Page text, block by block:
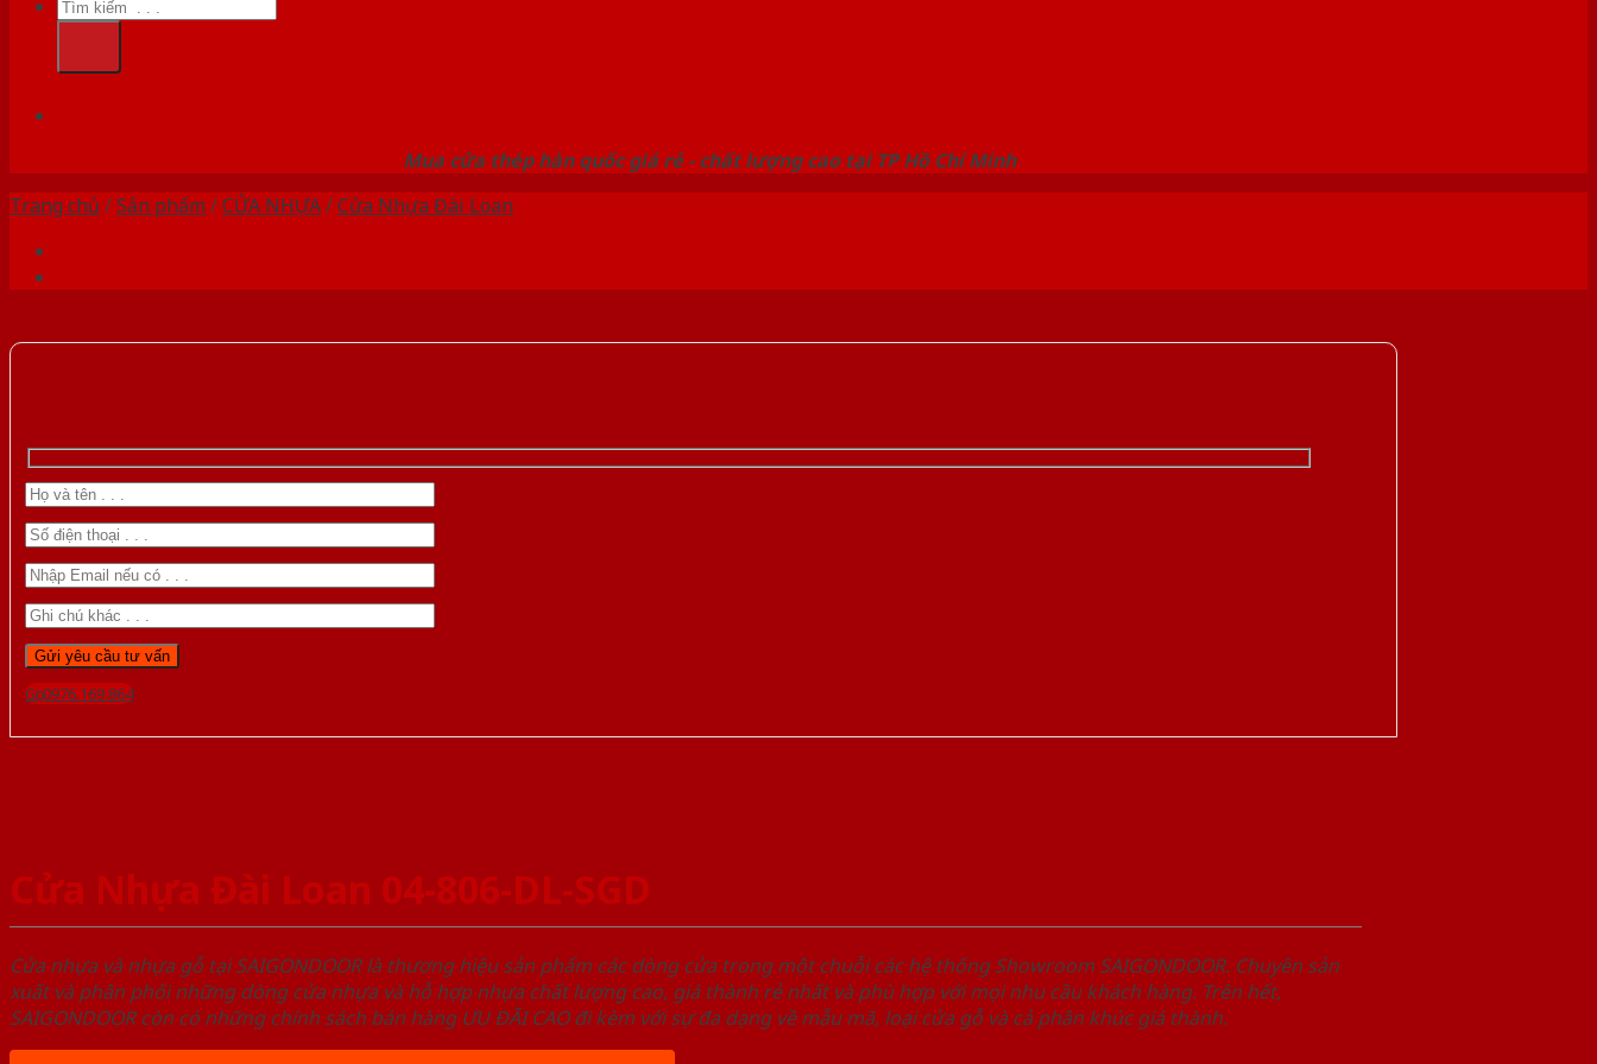
kiếm:
Mua cửa thép hàn quốc giá rẻ - chất lượng cao tại TP Hồ Chí Minh
Trang chủ /Sản phẩm /CỬA NHỰA/Cửa Nhựa Đài Loan
Gọi 0976.169.864
Cửa Nhựa Đài Loan 04-806-DL-SGD
Cửa nhựa và nhựa gỗ tại SAIGONDOOR là thương hiệu sản phẩm các dòng cửa trong một chuỗi các hệ thống Showroom SAIGONDOOR. Chuyên sản
xuất và phân phối những dòng cửa nhựa và hỗ hợp nhựa chất lượng cao, giá thành rẻ nhất và phù hợp với mọi nhu cầu khách hàng. Trên hết,
SAIGONDOOR còn có những chính sách bán hàng ƯU ĐÃI CAO đi kèm với sự đa dạng về mẫu mã, loại cửa gỗ và cả phân khúc giá thành.